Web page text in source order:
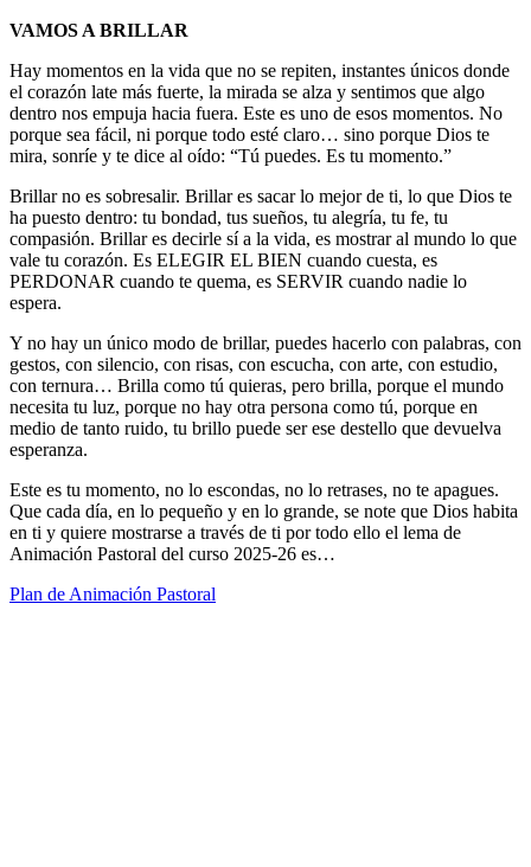
VAMOS A BRILLAR
Hay momentos en la vida que no se repiten, instantes únicos donde
el corazón late más fuerte, la mirada se alza y sentimos que algo
dentro nos empuja hacia fuera. Este es uno de esos momentos. No
porque sea fácil, ni porque todo esté claro… sino porque Dios te
mira, sonríe y te dice al oído: “Tú puedes. Es tu momento.”
Brillar no es sobresalir. Brillar es sacar lo mejor de ti, lo que Dios te
ha puesto dentro: tu bondad, tus sueños, tu alegría, tu fe, tu
compasión. Brillar es decirle sí a la vida, es mostrar al mundo lo que
vale tu corazón. Es ELEGIR EL BIEN cuando cuesta, es
PERDONAR cuando te quema, es SERVIR cuando nadie lo
espera.
Y no hay un único modo de brillar, puedes hacerlo con palabras, con
gestos, con silencio, con risas, con escucha, con arte, con estudio,
con ternura… Brilla como tú quieras, pero brilla, porque el mundo
necesita tu luz, porque no hay otra persona como tú, porque en
medio de tanto ruido, tu brillo puede ser ese destello que devuelva
esperanza.
Este es tu momento, no lo escondas, no lo retrases, no te apagues.
Que cada día, en lo pequeño y en lo grande, se note que Dios habita
en ti y quiere mostrarse a través de ti por todo ello el lema de
Animación Pastoral del curso 2025-26 es…
Plan de Animación Pastoral